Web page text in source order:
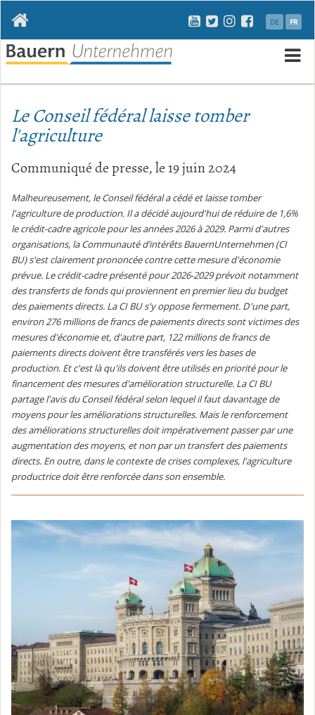
DE FR
contenu
Le Conseil fédéral laisse tomber
l'agriculture
Communiqué de presse, le 19 juin 2024
Malheureusement, le Conseil fédéral a cédé et laisse tomber
l'agriculture de production. Il a décidé aujourd'hui de réduire de 1,6%
le crédit-cadre agricole pour les années 2026 à 2029. Parmi d'autres
organisations, la Communauté d’intérêts BauernUnternehmen (CI
BU) s'est clairement prononcée contre cette mesure d'économie
prévue. Le crédit-cadre présenté pour 2026-2029 prévoit notamment
des transferts de fonds qui proviennent en premier lieu du budget
des paiements directs. La CI BU s'y oppose fermement. D'une part,
environ 276 millions de francs de paiements directs sont victimes des
mesures d'économie et, d'autre part, 122 millions de francs de
paiements directs doivent être transférés vers les bases de
production. Et c'est là qu'ils doivent être utilisés en priorité pour le
financement des mesures d'amélioration structurelle. La CI BU
partage l'avis du Conseil fédéral selon lequel il faut davantage de
moyens pour les améliorations structurelles. Mais le renforcement
des améliorations structurelles doit impérativement passer par une
augmentation des moyens, et non par un transfert des paiements
directs. En outre, dans le contexte de crises complexes, l'agriculture
productrice doit être renforcée dans son ensemble.